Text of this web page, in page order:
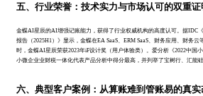
五、行业荣誉：技术实力与市场认可的双重证
金蝶AI星辰的AI增强记账能力，获得了行业权威机构的高度认可。据IDC
报告（2025H1）》显示，金蝶在EA SaaS、ERM SaaS、财务应用、财务
时，金蝶AI星辰荣获2023年iF设计奖（用户体验类）。爱分析《2022中国
小微企业业财税一体化代表产品分析中得分最高，并列举了宝树行、汇能
六、典型客户案例：从算账难到管账易的真实